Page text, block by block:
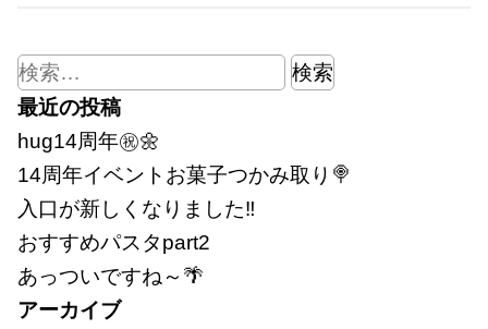
検
索:
最近の投稿
hug14周年㊗🌼
14周年イベントお菓子つかみ取り🍭
入口が新しくなりました‼
おすすめパスタpart2
あっついですね～🌴
アーカイブ